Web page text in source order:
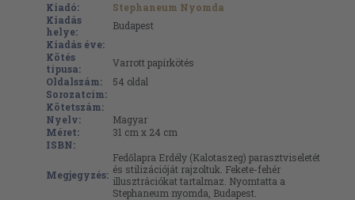
Kiadó:
Stephaneum Nyomda
Kiadás
helye:
Budapest
Kiadás éve:
Kötés
típusa:
Varrott papírkötés
Oldalszám:
54 oldal
Sorozatcím:
Kötetszám:
Nyelv:
Magyar
Méret:
31 cm x 24 cm
ISBN:
Megjegyzés:
Fedőlapra Erdély (Kalotaszeg) parasztviseletét
és stilizációját rajzoltuk. Fekete-fehér
illusztrációkat tartalmaz. Nyomtatta a
Stephaneum nyomda, Budapest.